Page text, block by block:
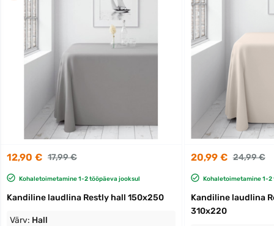
12,90 € 17,99 €
Kohaletoimetamine 1-2 tööpäeva jooksul
Kandiline laudlina Restly hall 150x250
Värv: Hall
20,99 € 24,99 €
Kohaletoimetamine 1-
Kandiline laudlina
310x220